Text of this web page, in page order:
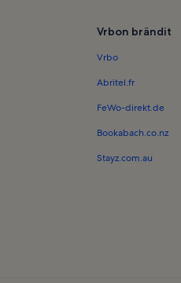
Vrbon brändit
Vrbo
Abritel.fr
FeWo-direkt.de
Bookabach.co.nz
Stayz.com.au